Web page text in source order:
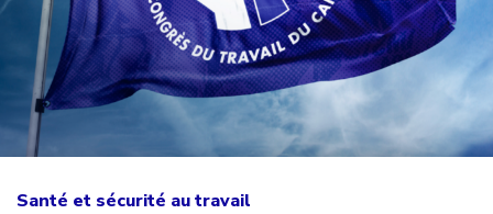
Santé et sécurité au travail